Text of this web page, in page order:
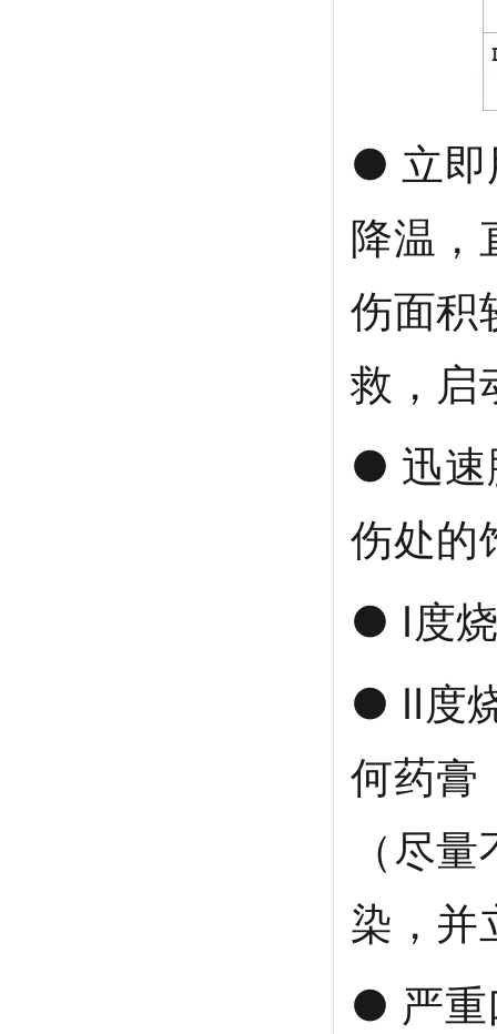
● 立即
降温，
伤面积
救，启
● 迅速
伤处的
● Ⅰ度
● Ⅱ度
何药膏
（尽
染，并
● 严重